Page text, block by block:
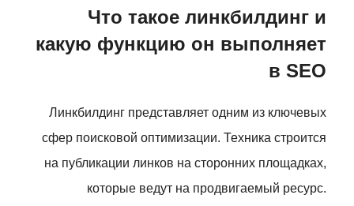
Что такое линкбилдинг и
какую функцию он выполняет
в SEO
Линкбилдинг представляет одним из ключевых
сфер поисковой оптимизации. Техника строится
на публикации линков на сторонних площадках,
которые ведут на продвигаемый ресурс.